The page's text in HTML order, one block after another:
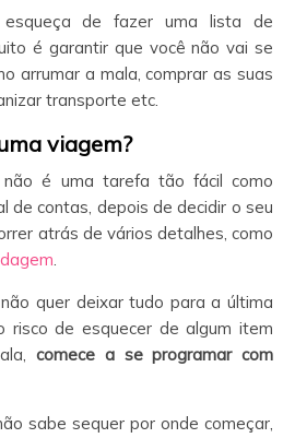
de fazer uma lista de
é garantir que você não vai se
arrumar a mala, comprar as suas
transporte etc.
viagem?
não é uma tarefa tão fácil como
de contas, depois de decidir o seu
atrás de vários detalhes, como
.
quer deixar tudo para a última
risco de esquecer de algum item
comece a se programar com
sabe sequer por onde começar,